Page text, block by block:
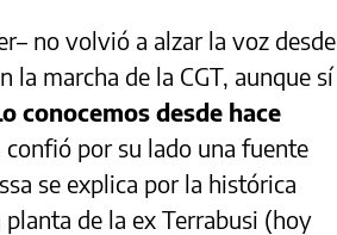
no volvió a alzar la voz desde
marcha de la CGT, aunque sí
conocemos desde hace
confió por su lado una fuente
se explica por la histórica
de la ex Terrabusi (hoy